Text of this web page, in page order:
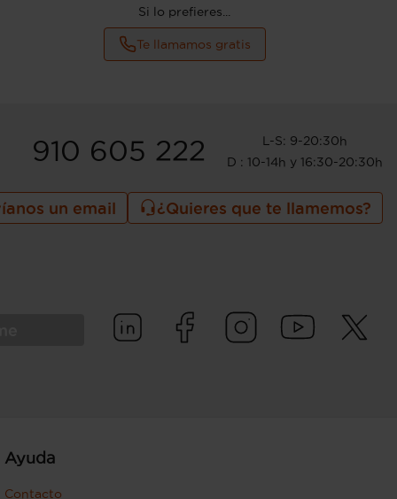
Si lo prefieres...
Te llamamos gratis
910 605 222
L-S: 9-20:30h
D : 10-14h y 16:30-20:30h
un email ¿Quieres que te llamemos?
Ayuda
Contacto